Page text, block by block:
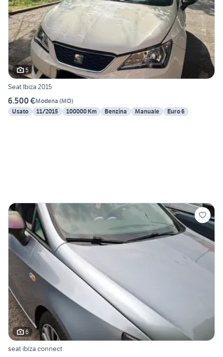
5
Seat Ibiza 2015
6.500 €Modena (MO)
Usato
11/2015 100000 Km Benzina Manuale Euro 6
6
seat ibiza connect